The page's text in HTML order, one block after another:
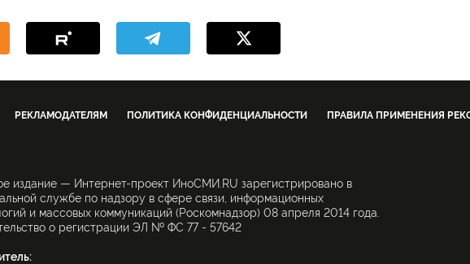
РЕКЛАМОДАТЕЛЯМ ПОЛИТИКА КОНФИДЕНЦИАЛЬНОСТИ
ПРАВИЛА ПРИМЕНЕНИЯ
издание — Интернет-проект ИноСМИ.RU зарегистрировано в
службе по надзору в сфере связи, информационных
и массовых коммуникаций (Роскомнадзор) 08 апреля 2014 года.
о регистрации ЭЛ № ФС 77 - 57642